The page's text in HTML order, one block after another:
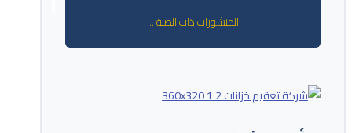
المنشورات ذات الصلة ...